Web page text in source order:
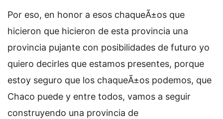
Por eso, en honor a esos chaqueÃ±os que
hicieron que hicieron de esta provincia una
provincia pujante con posibilidades de futuro yo
quiero decirles que estamos presentes, porque
estoy seguro que los chaqueÃ±os podemos, que
Chaco puede y entre todos, vamos a seguir
construyendo una provincia de